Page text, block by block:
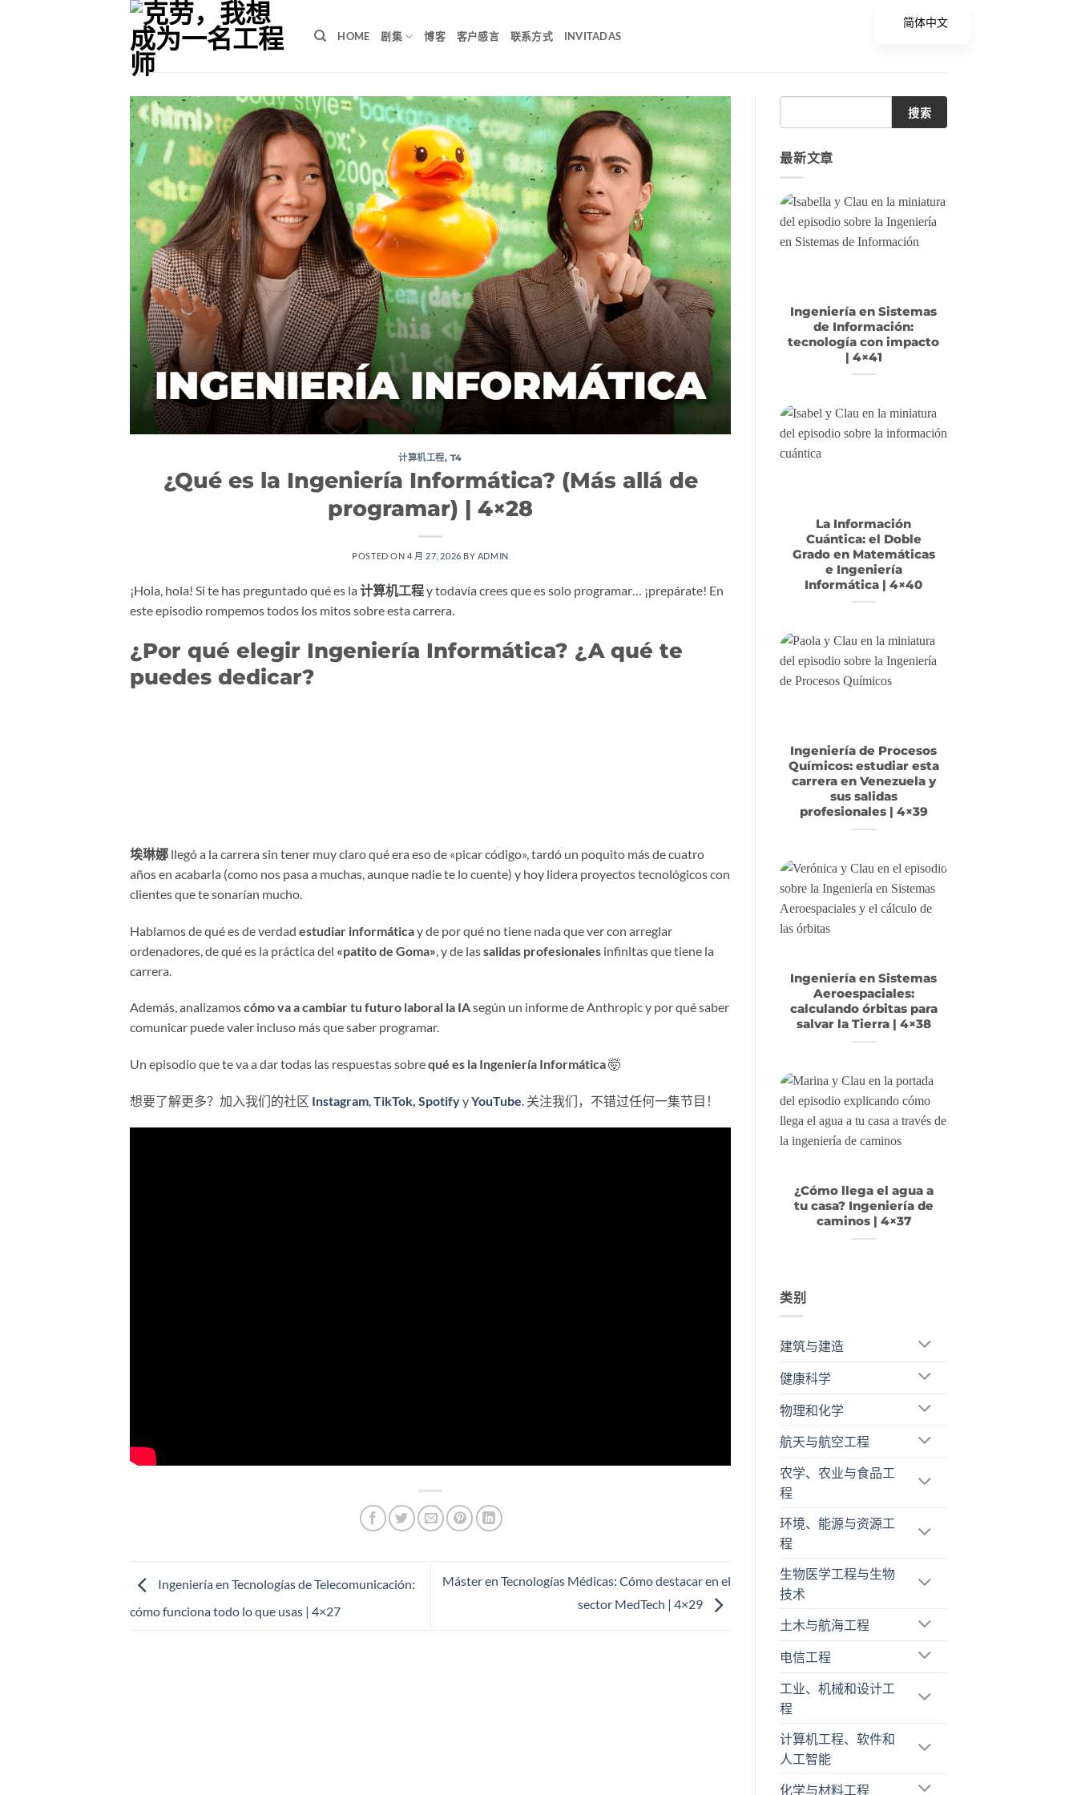
HOME 剧集 博客 客户感言 联系方式 INVITADAS
计算机工程, T4
¿Qué es la Ingeniería Informática? (Más allá de
programar) | 4×28
POSTED ON 4 月 27, 2026 BY ADMIN
¡Hola, hola! Si te has preguntado qué es la 计算机工程y todavía crees que es solo programar… ¡prepárate! En
este episodio rompemos todos los mitos sobre esta carrera.
¿Por qué elegir Ingeniería Informática? ¿A qué te
puedes dedicar?
埃琳娜 llegó a la carrera sin tener muy claro qué era eso de «picar código», tardó un poquito más de cuatro
años en acabarla (como nos pasa a muchas, aunque nadie te lo cuente) y hoy lidera proyectos tecnológicos con
clientes que te sonarían mucho.
Hablamos de qué es de verdad estudiar informáticay de por qué no tiene nada que ver con arreglar
ordenadores, de qué es la práctica del «patito de Goma» , y de lassalidas profesionales infinitas que tiene la
carrera.
Además, analizamoscómo va a cambiar tu futuro laboral la IAsegún un informe de Anthropic y por qué saber
comunicar puede valer incluso más que saber programar.
Un episodio que te va a dar todas las respuestas sobrequé es la Ingeniería Informática🤯
想要了解更多？加入我们的社区 Instagram,TikTok, SpotifyyYouTube. 关注我们，不错过任何一集节目！
Ingeniería en Tecnologías de Telecomunicación:
cómo funciona todo lo que usas | 4×27
Máster en Tecnologías Médicas: Cómo destacar en el
sector MedTech | 4×29
搜索
最新文章
Ingeniería en Sistemas
de Información:
tecnología con impacto
| 4×41
La Información
Cuántica: el Doble
Grado en Matemáticas
e Ingeniería
Informática | 4×40
Ingeniería de Procesos
Químicos: estudiar esta
carrera en Venezuela y
sus salidas
profesionales | 4×39
Ingeniería en Sistemas
Aeroespaciales:
calculando órbitas para
salvar la Tierra | 4×38
¿Cómo llega el agua a
tu casa? Ingeniería de
caminos | 4×37
类别
建筑与建造
健康科学
物理和化学
航天与航空工程
农学、农业与食品工
程
环境、能源与资源工
程
生物医学工程与生物
技术
土木与航海工程
电信工程
工业、机械和设计工
程
计算机工程、软件和
人工智能
化学与材料工程
简体中文